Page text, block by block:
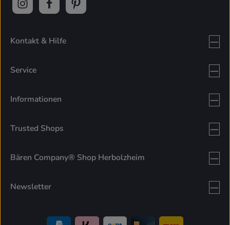
Kontakt & Hilfe
Service
Informationen
Trusted Shops
Bären Company® Shop Herbolzheim
Newsletter